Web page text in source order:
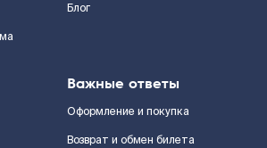
Блог
Важные ответы
Оформление и покупка
Возврат и обмен билета